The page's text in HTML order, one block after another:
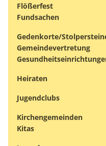
Flößerfest
Fundsachen
Gedenkorte/
Gemeindevertretung
Heiraten
Jugendclubs
Kirchengemeinden
Kitas